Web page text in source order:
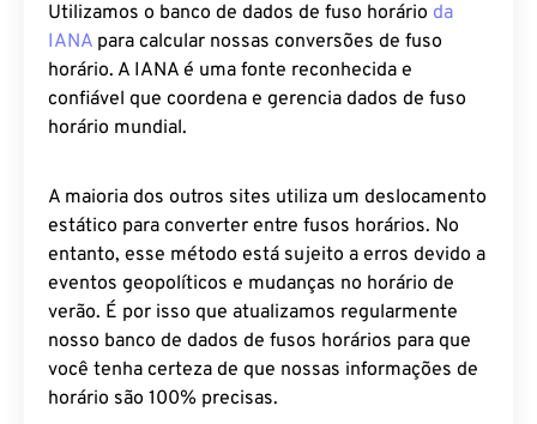
Utilizamos o banco de dados de fuso horário da
IANA para calcular nossas conversões de fuso
horário. A IANA é uma fonte reconhecida e
confiável que coordena e gerencia dados de fuso
horário mundial.
A maioria dos outros sites utiliza um deslocamento
estático para converter entre fusos horários. No
entanto, esse método está sujeito a erros devido a
eventos geopolíticos e mudanças no horário de
verão. É por isso que atualizamos regularmente
nosso banco de dados de fusos horários para que
você tenha certeza de que nossas informações de
horário são 100% precisas.